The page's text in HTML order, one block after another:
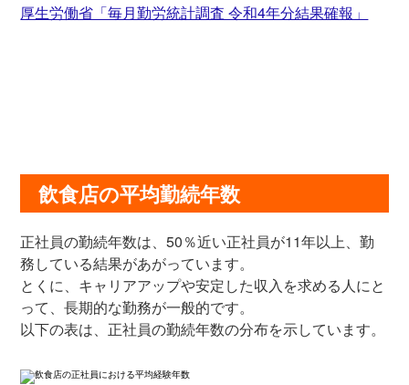
厚生労働省「毎月勤労統計調査 令和4年分結果確報」
飲食店の平均勤続年数
正社員の勤続年数は、50％近い正社員が11年以上、勤
務している結果があがっています。
とくに、キャリアアップや安定した収入を求める人にと
って、長期的な勤務が一般的です。
以下の表は、正社員の勤続年数の分布を示しています。